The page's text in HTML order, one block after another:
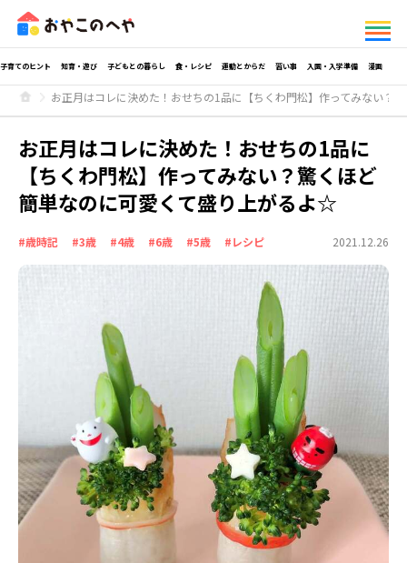
子育てのヒント 知育・遊び 子どもとの暮らし 食・レシピ 運動とからだ 習い事 入園・入学準備 漫画
お正月はコレに決めた！おせちの1品に【ちくわ門松】作ってみない？
お正月はコレに決めた！おせちの1品に
【ちくわ門松】作ってみない？驚くほど
簡単なのに可愛くて盛り上がるよ☆
#歳時記 #3歳 #4歳 #6歳 #5歳 #レシピ 2021.12.26